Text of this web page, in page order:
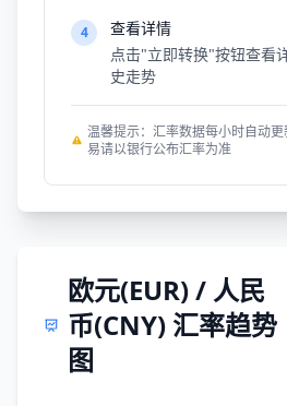
4
查看详情
点击"立即转换"按钮查看
史走势
温馨提示：汇率数据每小时自动
易请以银行公布汇率为准
欧元(EUR) / 人民
币(CNY) 汇率趋势
图